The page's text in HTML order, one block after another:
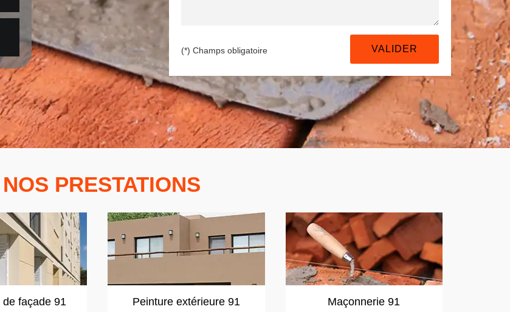
(*) Champs obligatoire
NOS PRESTATIONS
de façade 91 Peinture extérieure 91 Maçonnerie 91